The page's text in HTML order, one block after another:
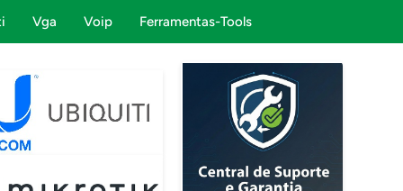
Vga Voip Ferramentas-Tools